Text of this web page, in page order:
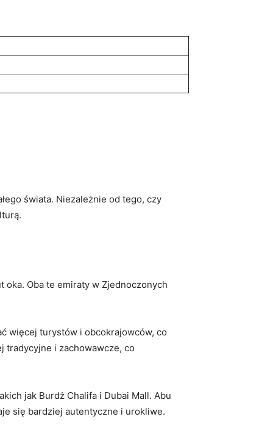
świata.​ Niezależnie od tego, czy
oka. Oba ⁣te emiraty w Zjednoczonych
⁣więcej turystów i obcokrajowców, ⁢co
tradycyjne ‌i zachowawcze,‌ co
jak Burdż Chalifa i ‌Dubai Mall. Abu
się bardziej autentyczne i urokliwe.